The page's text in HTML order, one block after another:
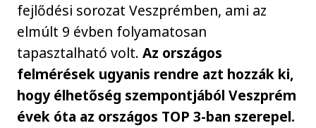
fejlődési sorozat Veszprémben, ami az
elmúlt 9 évben folyamatosan
tapasztalható volt. Az országos
felmérések ugyanis rendre azt hozzák ki,
hogy élhetőség szempontjából Veszprém
évek óta az országos TOP 3-ban szerepel.